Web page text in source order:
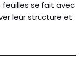
feuilles se fait avec
leur structure et